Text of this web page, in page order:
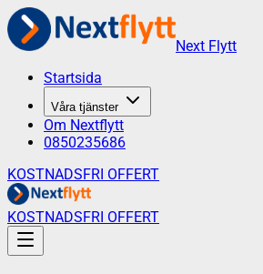
Next Flytt
Startsida
Våra tjänster
Om Nextflytt
0850235686
KOSTNADSFRI OFFERT
KOSTNADSFRI OFFERT